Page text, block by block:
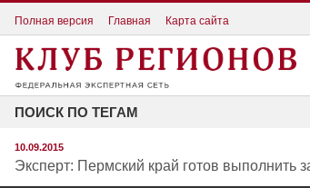
Полная версия Главная Карта сайта
ПОИСК ПО ТЕГАМ
10.09.2015
Эксперт: Пермский край готов выполнить